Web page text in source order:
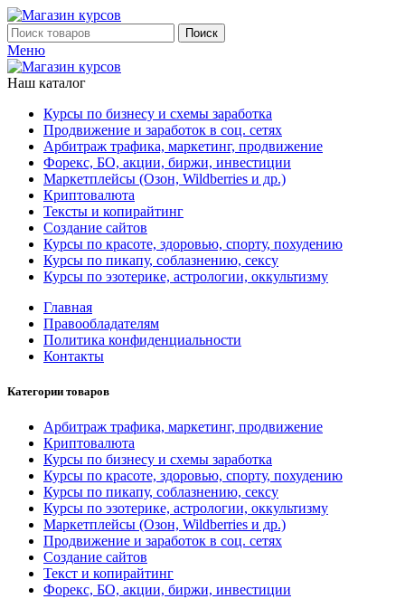
Поиск
Меню
Наш каталог
Курсы по бизнесу и схемы заработка
Продвижение и заработок в соц. сетях
Арбитраж трафика, маркетинг, продвижение
Форекс, БО, акции, биржи, инвестиции
Маркетплейсы (Озон, Wildberries и др.)
Криптовалюта
Тексты и копирайтинг
Создание сайтов
Курсы по красоте, здоровью, спорту, похудению
Курсы по пикапу, соблазнению, сексу
Курсы по эзотерике, астрологии, оккультизму
Главная
Правообладателям
Политика конфиденциальности
Контакты
Категории товаров
Арбитраж трафика, маркетинг, продвижение
Криптовалюта
Курсы по бизнесу и схемы заработка
Курсы по красоте, здоровью, спорту, похудению
Курсы по пикапу, соблазнению, сексу
Курсы по эзотерике, астрологии, оккультизму
Маркетплейсы (Озон, Wildberries и др.)
Продвижение и заработок в соц. сетях
Создание сайтов
Текст и копирайтинг
Форекс, БО, акции, биржи, инвестиции